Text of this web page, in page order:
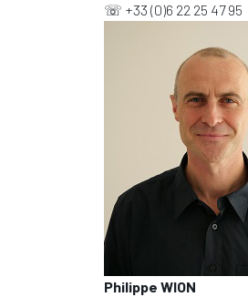
☏ +33 (0)6 22 25 47 95
Philippe WION